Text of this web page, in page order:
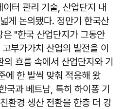
터 관리 기술, 산업단지 내
게 논의됐다. 정만기 한국산
"한국 산업단지가 그동안
부가가치 산업의 발전을 이
흐름 속에서 산업단지와 기
에 한 발씩 맞춰 적응해 왔
국과 베트남, 특히 하이퐁 기
환경 생산 전환을 한층 더 강